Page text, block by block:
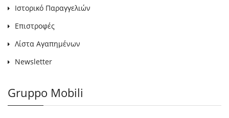
Ιστορικό Παραγγελιών
Επιστροφές
Λίστα Αγαπημένων
Newsletter
Gruppo Mobili